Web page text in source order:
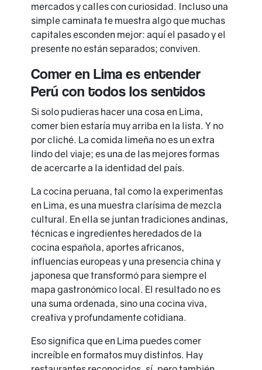
mercados y calles con curiosidad. Incluso una
simple caminata te muestra algo que muchas
capitales esconden mejor: aquí el pasado y el
presente no están separados; conviven.
Comer en Lima es entender
Perú con todos los sentidos
Si solo pudieras hacer una cosa en Lima,
comer bien estaría muy arriba en la lista. Y no
por cliché. La comida limeña no es un extra
lindo del viaje; es una de las mejores formas
de acercarte a la identidad del país.
La cocina peruana, tal como la experimentas
en Lima, es una muestra clarísima de mezcla
cultural. En ella se juntan tradiciones andinas,
técnicas e ingredientes heredados de la
cocina española, aportes africanos,
influencias europeas y una presencia china y
japonesa que transformó para siempre el
mapa gastronómico local. El resultado no es
una suma ordenada, sino una cocina viva,
creativa y profundamente cotidiana.
Eso significa que en Lima puedes comer
increíble en formatos muy distintos. Hay